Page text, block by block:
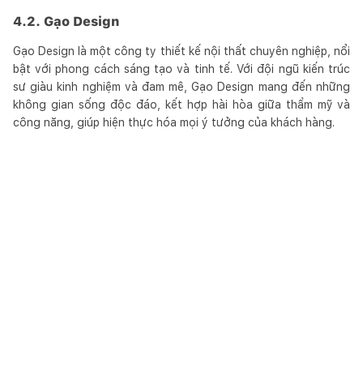
4.2. Gạo Design
Gạo Design là một công ty thiết kế nội thất chuyên nghiệp, nổi
bật với phong cách sáng tạo và tinh tế. Với đội ngũ kiến trúc
sư giàu kinh nghiệm và đam mê, Gạo Design mang đến những
không gian sống độc đáo, kết hợp hài hòa giữa thẩm mỹ và
công năng, giúp hiện thực hóa mọi ý tưởng của khách hàng.